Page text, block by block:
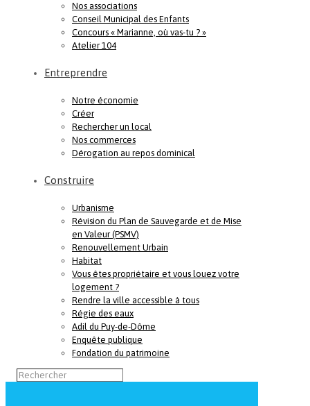
Nos associations
Conseil Municipal des Enfants
Concours « Marianne, où vas-tu ? »
Atelier 104
Entreprendre
Notre économie
Créer
Rechercher un local
Nos commerces
Dérogation au repos dominical
Construire
Urbanisme
Révision du Plan de Sauvegarde et de Mise
en Valeur (PSMV)
Renouvellement Urbain
Habitat
Vous êtes propriétaire et vous louez votre
logement ?
Rendre la ville accessible à tous
Régie des eaux
Adil du Puy-de-Dôme
Enquête publique
Fondation du patrimoine